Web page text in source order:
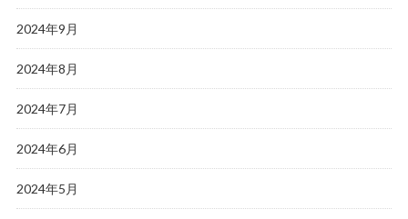
2024年9月
2024年8月
2024年7月
2024年6月
2024年5月